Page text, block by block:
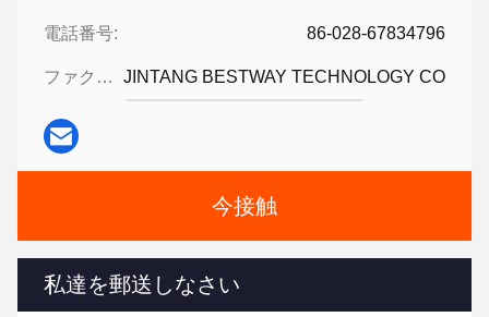
電話番号: 86-028-67834796
ファクシミリ: JINTANG BESTWAY TECHNOLOGY CO
今接触
私達を郵送しなさい